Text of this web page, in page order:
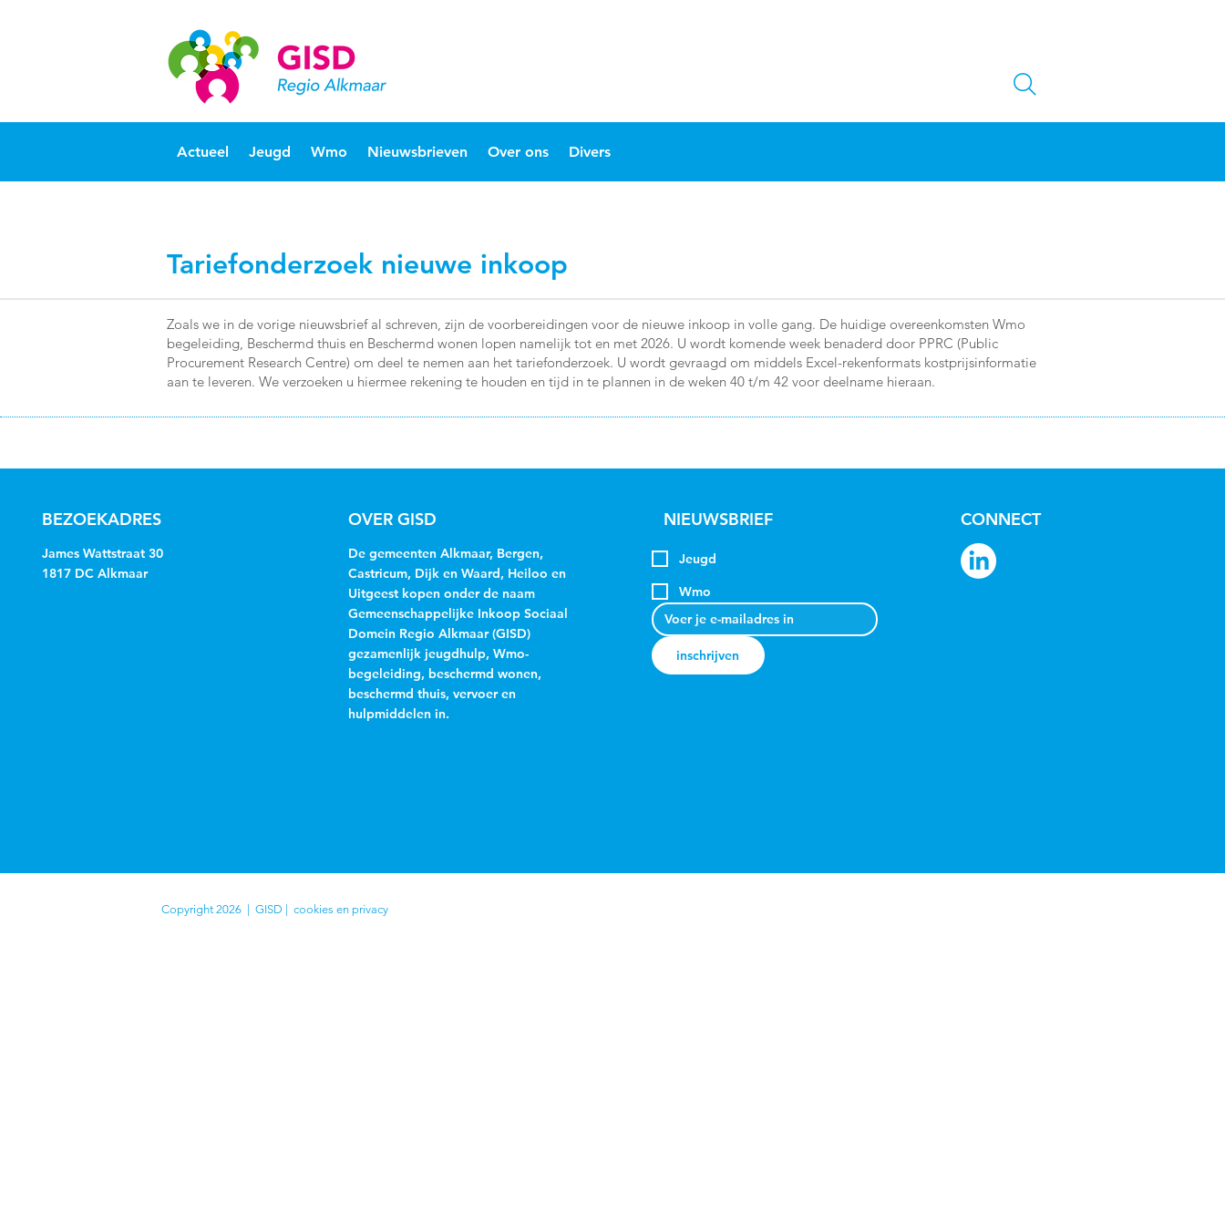
Actueel Jeugd Wmo Nieuwsbrieven Over ons Divers
Tariefonderzoek nieuwe inkoop
Zoals we in de vorige nieuwsbrief al schreven, zijn de voorbereidingen voor de nieuwe inkoop in volle gang. De huidige overeenkomsten Wmo
begeleiding, Beschermd thuis en Beschermd wonen lopen namelijk tot en met 2026. U wordt komende week benaderd door PPRC (Public
Procurement Research Centre) om deel te nemen aan het tariefonderzoek. U wordt gevraagd om middels Excel-rekenformats kostprijsinformatie
aan te leveren. We verzoeken u hiermee rekening te houden en tijd in te plannen in de weken 40 t/m 42 voor deelname hieraan.
BEZOEKADRES
James Wattstraat 30
1817 DC Alkmaar
OVER GISD
De gemeenten Alkmaar, Bergen,
Castricum, Dijk en Waard, Heiloo en
Uitgeest kopen onder de naam
Gemeenschappelijke Inkoop Sociaal
Domein Regio Alkmaar (GISD)
gezamenlijk jeugdhulp, Wmo-
begeleiding, beschermd wonen,
beschermd thuis, vervoer en
hulpmiddelen in.
NIEUWSBRIEF
Jeugd
Wmo
inschrijven
CONNECT
Copyright 2026 | GISD | cookies en privacy